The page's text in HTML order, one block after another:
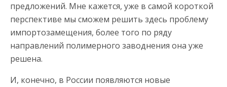
предложений. Мне кажется, уже в самой короткой
перспективе мы сможем решить здесь проблему
импортозамещения, более того по ряду
направлений полимерного заводнения она уже
решена.
И, конечно, в России появляются новые